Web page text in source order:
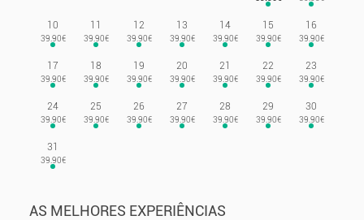
10 11 12 13 14 15 16
17 18 19 20 21 22 23
24 25 26 27 28 29 30
31
AS MELHORES EXPERIÊNCIAS